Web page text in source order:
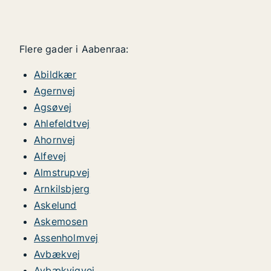
Flere gader i Aabenraa:
Abildkær
Agernvej
Agsøvej
Ahlefeldtvej
Ahornvej
Alfevej
Almstrupvej
Arnkilsbjerg
Askelund
Askemosen
Assenholmvej
Avbækvej